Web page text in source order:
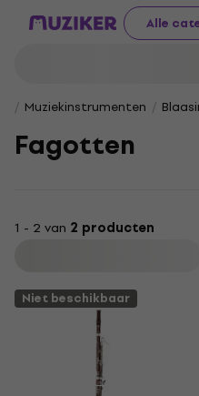
Alle
Muziekinstrumenten
Fagotten
1 - 2 van 2 producten
Niet beschikbaar